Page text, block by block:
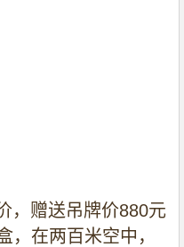
，赠送吊牌价880元
，在两百米空中，